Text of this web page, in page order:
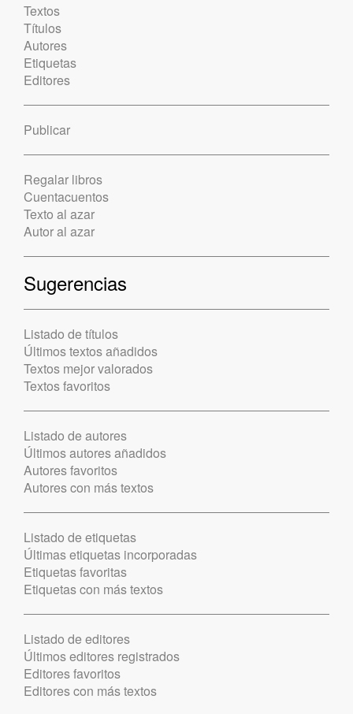
Textos
Títulos
Autores
Etiquetas
Editores
Publicar
Regalar libros
Cuentacuentos
Texto al azar
Autor al azar
Sugerencias
Listado de títulos
Últimos textos añadidos
Textos mejor valorados
Textos favoritos
Listado de autores
Últimos autores añadidos
Autores favoritos
Autores con más textos
Listado de etiquetas
Últimas etiquetas incorporadas
Etiquetas favoritas
Etiquetas con más textos
Listado de editores
Últimos editores registrados
Editores favoritos
Editores con más textos